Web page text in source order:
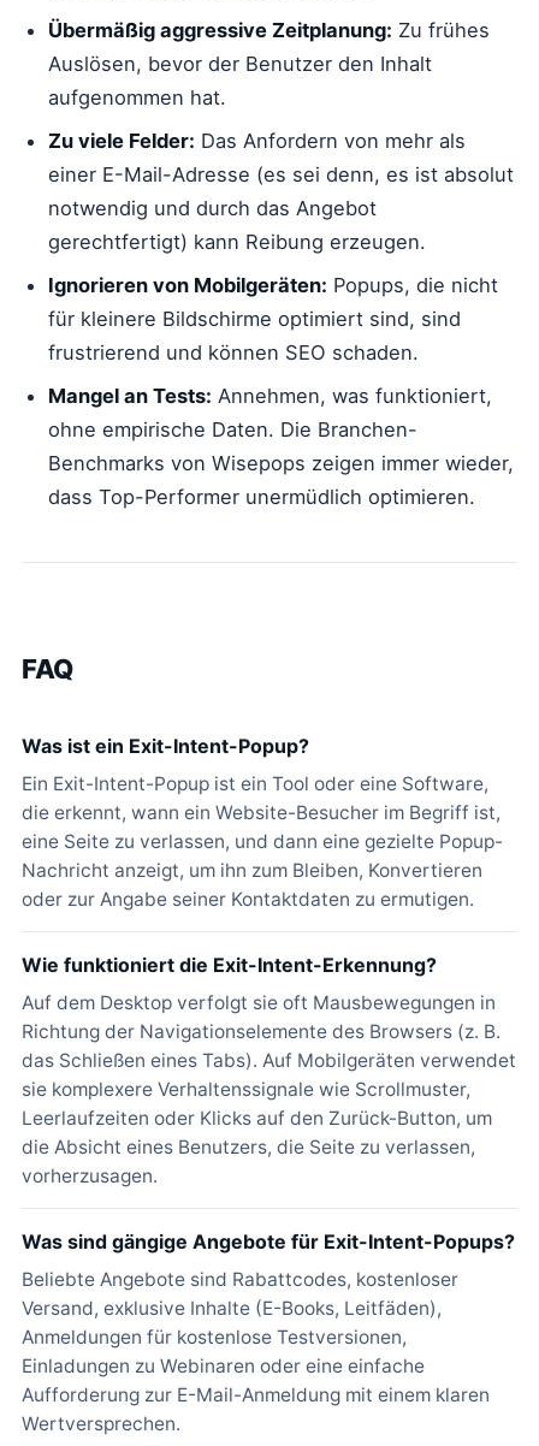
Übermäßig aggressive Zeitplanung: Zu frühes
Auslösen, bevor der Benutzer den Inhalt
aufgenommen hat.
Zu viele Felder: Das Anfordern von mehr als
einer E-Mail-Adresse (es sei denn, es ist absolut
notwendig und durch das Angebot
gerechtfertigt) kann Reibung erzeugen.
Ignorieren von Mobilgeräten: Popups, die nicht
für kleinere Bildschirme optimiert sind, sind
frustrierend und können SEO schaden.
Mangel an Tests: Annehmen, was funktioniert,
ohne empirische Daten. Die Branchen-
Benchmarks von Wisepops zeigen immer wieder,
dass Top-Performer unermüdlich optimieren.
FAQ
Was ist ein Exit-Intent-Popup?
Ein Exit-Intent-Popup ist ein Tool oder eine Software,
die erkennt, wann ein Website-Besucher im Begriff ist,
eine Seite zu verlassen, und dann eine gezielte Popup-
Nachricht anzeigt, um ihn zum Bleiben, Konvertieren
oder zur Angabe seiner Kontaktdaten zu ermutigen.
Wie funktioniert die Exit-Intent-Erkennung?
Auf dem Desktop verfolgt sie oft Mausbewegungen in
Richtung der Navigationselemente des Browsers (z. B.
das Schließen eines Tabs). Auf Mobilgeräten verwendet
sie komplexere Verhaltenssignale wie Scrollmuster,
Leerlaufzeiten oder Klicks auf den Zurück-Button, um
die Absicht eines Benutzers, die Seite zu verlassen,
vorherzusagen.
Was sind gängige Angebote für Exit-Intent-Popups?
Beliebte Angebote sind Rabattcodes, kostenloser
Versand, exklusive Inhalte (E-Books, Leitfäden),
Anmeldungen für kostenlose Testversionen,
Einladungen zu Webinaren oder eine einfache
Aufforderung zur E-Mail-Anmeldung mit einem klaren
Wertversprechen.